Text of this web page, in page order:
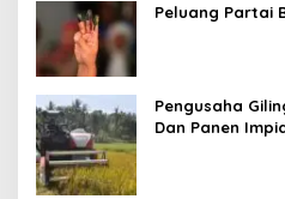
Peluang Partai
Pengusaha
Dan Panen